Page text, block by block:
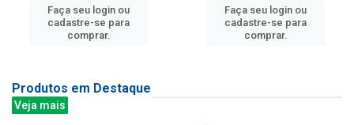
Faça seu login ou
cadastre-se para
comprar.
Faça seu login ou
cadastre-se para
comprar.
Produtos em Destaque
Veja mais